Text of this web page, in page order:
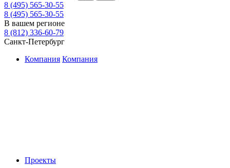
8 (495) 565-30-55
8 (495) 565-30-55
В вашем регионе
8 (812) 336-60-79
Санкт-Петербург
Компания Компания
Проекты